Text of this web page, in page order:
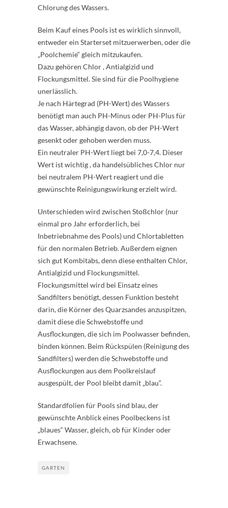
Chlorung des Wassers.
Beim Kauf eines Pools ist es wirklich sinnvoll,
entweder ein Starterset mitzuerwerben, oder die
„Poolchemie“ gleich mitzukaufen.
Dazu gehören Chlor , Antialgizid und
Flockungsmittel. Sie sind für die Poolhygiene
unerlässlich.
Je nach Härtegrad (PH-Wert) des Wassers
benötigt man auch PH-Minus oder PH-Plus für
das Wasser, abhängig davon, ob der PH-Wert
gesenkt oder gehoben werden muss.
Ein neutraler PH-Wert liegt bei 7,0-7,4. Dieser
Wert ist wichtig , da handelsübliches Chlor nur
bei neutralem PH-Wert reagiert und die
gewünschte Reinigungswirkung erzielt wird.
Unterschieden wird zwischen Stoßchlor (nur
einmal pro Jahr erforderlich, bei
Inbetriebnahme des Pools) und Chlortabletten
für den normalen Betrieb. Außerdem eignen
sich gut Kombitabs, denn diese enthalten Chlor,
Antialgizid und Flockungsmittel.
Flockungsmittel wird bei Einsatz eines
Sandfilters benötigt, dessen Funktion besteht
darin, die Körner des Quarzsandes anzuspitzen,
damit diese die Schwebstoffe und
Ausflockungen, die sich im Poolwasser befinden,
binden können. Beim Rückspülen (Reinigung des
Sandfilters) werden die Schwebstoffe und
Ausflockungen aus dem Poolkreislauf
ausgespült, der Pool bleibt damit „blau“.
Standardfolien für Pools sind blau, der
gewünschte Anblick eines Poolbeckens ist
„blaues“ Wasser, gleich, ob für Kinder oder
Erwachsene.
GARTEN